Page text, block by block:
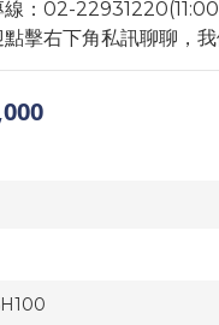
：02-
擊右下角私訊聊聊，我